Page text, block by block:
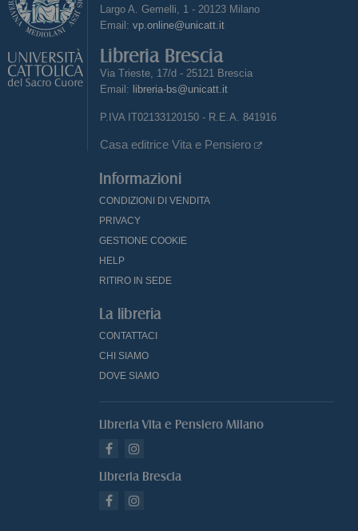
Largo A. Gemelli, 1 - 20123 Milano
Email: vp.online@unicatt.it
Libreria Brescia
Via Trieste, 17/d - 25121 Brescia
Email: libreria-bs@unicatt.it
P.IVA IT02133120150 - R.E.A. 841916
Casa editrice Vita e Pensiero
Informazioni
CONDIZIONI DI VENDITA
PRIVACY
GESTIONE COOKIE
HELP
RITIRO IN SEDE
La libreria
CONTATTACI
CHI SIAMO
DOVE SIAMO
Libreria Vita e Pensiero Milano
Libreria Brescia